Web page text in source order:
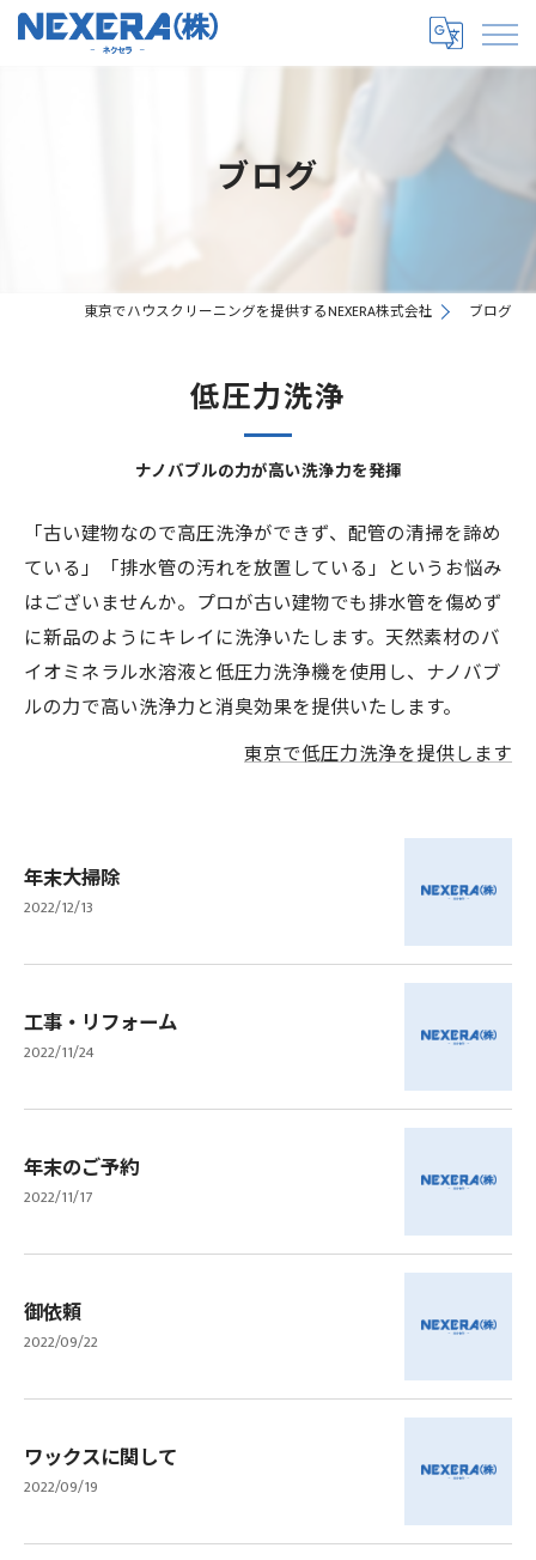
ブログ
東京でハウスクリーニングを提供するNEXERA株式会社 ブログ
低圧力洗浄
ナノバブルの力が高い洗浄力を発揮
「古い建物なので高圧洗浄ができず、配管の清掃を諦め
ている」「排水管の汚れを放置している」というお悩み
はございませんか。プロが古い建物でも排水管を傷めず
に新品のようにキレイに洗浄いたします。天然素材のバ
イオミネラル水溶液と低圧力洗浄機を使用し、ナノバブ
ルの力で高い洗浄力と消臭効果を提供いたします。
東京で低圧力洗浄を提供します
年末大掃除
2022/12/13
工事・リフォーム
2022/11/24
年末のご予約
2022/11/17
御依頼
2022/09/22
ワックスに関して
2022/09/19